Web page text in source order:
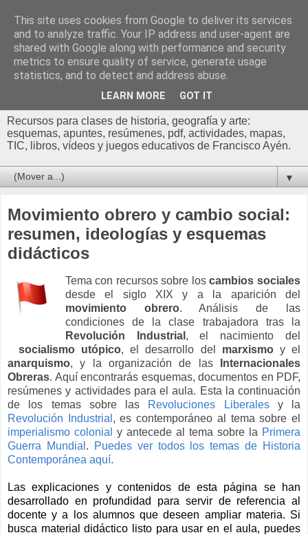
Profesor Francisco |
Recursos de Geografía,
Historia y Arte
Recursos para clases de historia, geografía y arte:
esquemas, apuntes, resúmenes, pdf, actividades, mapas,
TIC, libros, vídeos y juegos educativos de Francisco Ayén.
▼
Movimiento obrero y cambio social:
resumen, ideologías y esquemas
didácticos
Tema con recursos sobre loscambios sociales
desde el siglo XIX y a la aparición del
movimiento obrero. Análisis de las
condiciones de la clase trabajadora tras la
Revolución Industrial , el nacimiento del
socialismo utópico, el desarrollo del marxismo y el
anarquismo, y la organización de lasInternacionales
Obreras. Aquí encontrarás esquemas, documentos en PDF,
resúmenes y actividades para el aula. Esta la continuación
de los temas sobre las
Revoluciones Liberales y la
Revolución Industrial , es contemporáneo al tema sobre el
imperialismo colonial
y antecede al tema sobre la Primera
Guerra Mundial .
Puedes ver todos los temas de Historia
Contemporánea aquí.
Las explicaciones y contenidos de esta página se han
desarrollado en profundidad para servir de referencia al
docente y a los alumnos que deseen ampliar materia. Si
busca material didáctico listo para usar en el aula, puedes
This site uses cookies from Google to deliver its services
and to analyze traffic. Your IP address and user-agent are
shared with Google along with performance and security
metrics to ensure quality of service, generate usage
statistics, and to detect and address abuse.
LEARN MORE GOT IT